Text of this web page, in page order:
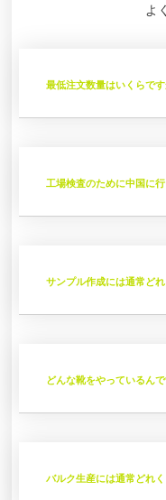
よ
最低注文数量はいくらです
工場検査のために中国に
サンプル作成には通常ど
どんな靴をやっているん
バルク生産には通常どれ